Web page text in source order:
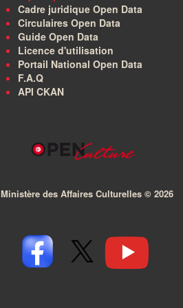
Cadre juridique Open Data
Circulaires Open Data
Guide Open Data
Licence d'utilisation
Portail National Open Data
F.A.Q
API CKAN
Ministère des Affaires Culturelles © 2026